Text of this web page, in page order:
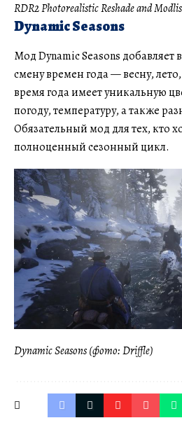
RDR2 Photorealistic Reshade and
Dynamic Seasons
Мод Dynamic Seasons добавляет
смену времен года — весну,
время года имеет уникальную
погоду, температуру, а также
Обязательный мод для тех, кто
полноценный сезонный цикл.
Dynamic Seasons (фото: Driffle)